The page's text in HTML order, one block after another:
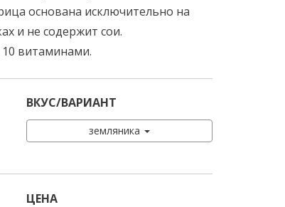
основана исключительно на
и не содержит сои.
витаминами.
ВКУС/ВАРИАНТ
земляника
ЦЕНА